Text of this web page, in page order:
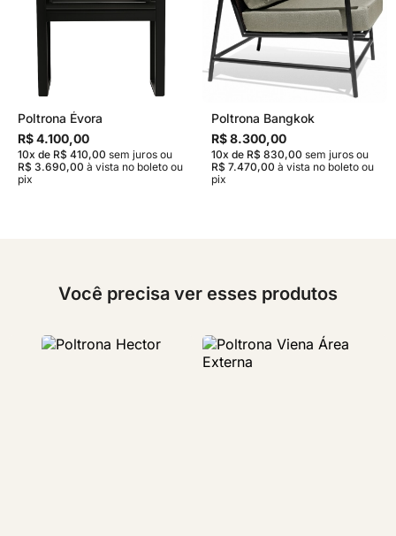
Poltrona Évora
R$ 4.100,00
10x de R$ 410,00 sem juros ou
R$ 3.690,00 à vista no boleto ou
pix
Poltrona Bangkok
R$ 8.300,00
10x de R$ 830,00 sem juros ou
R$ 7.470,00 à vista no boleto ou
pix
Você precisa ver esses produtos